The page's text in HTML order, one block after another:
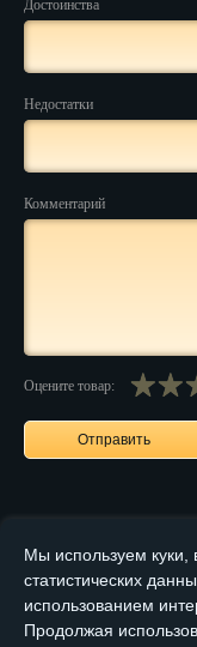
Достоинства
Недостатки
Комментарий
Оцените товар:
Мы используем куки,
статистических
использованием
Продолжая